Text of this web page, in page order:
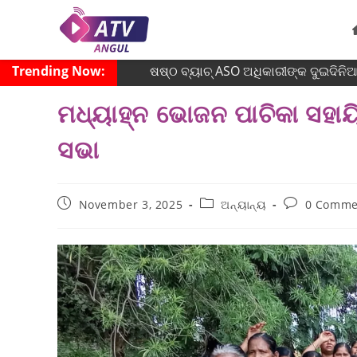
Trending Now: ଷଷ୍ଠ ବ୍ୟାଚ୍‌ ASO ଅଧିକାରୀଙ୍କ
ମଧ୍ୟାହ୍ନ ଭୋଜନ ପାଚିକା
ସଭା
November 3, 2025 ଅନ୍ୟାନ୍ୟ 0